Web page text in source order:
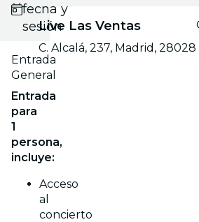
fecha y
sesión
Entrada
General
Entrada
para
1
persona,
incluye:
Acceso
al
concierto
Live Las Ventas
C. Alcalá, 237, Madrid, 28028